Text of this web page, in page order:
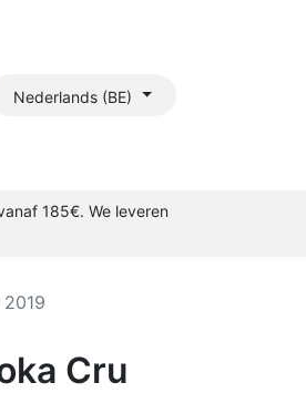
Nederlands (BE)
185€. We leveren
Cru